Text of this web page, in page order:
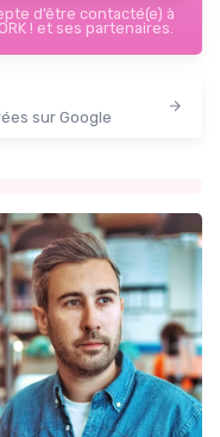
d’être contacté(e) à
! et ses partenaires.
sur Google